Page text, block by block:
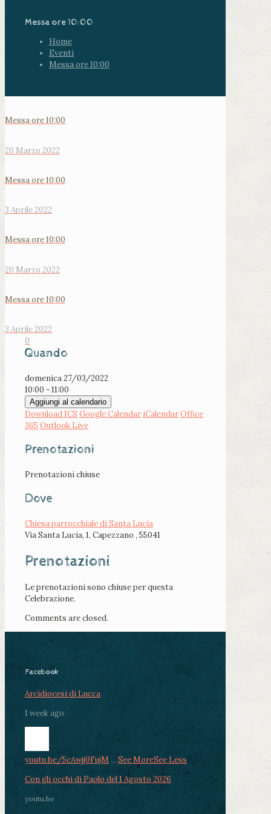
Messa ore 10:00
Home
Eventi
Messa ore 10:00
Messa ore 10:00
20 Marzo 2022
Messa ore 10:00
3 Aprile 2022
Messa ore 10:00
20 Marzo 2022
Messa ore 10:00
3 Aprile 2022
0
Quando
domenica 27/03/2022
10:00 - 11:00
Aggiungi al calendario
Download ICS Google Calendar iCalendarOffice
365 Outlook Live
Prenotazioni
Prenotazioni chiuse
Dove
Chiesa parrocchiale di Santa Lucia
Via Santa Lucia, 1, Capezzano , 55041
Prenotazioni
Le prenotazioni sono chiuse per questa
Celebrazione.
Comments are closed.
Facebook
Arcidiocesi di Lucca
1 week ago
youtu.be/5cAwjj0FujM ... See MoreSee Less
Con gli occhi di Paolo del 1 Agosto 2026
youtu.be